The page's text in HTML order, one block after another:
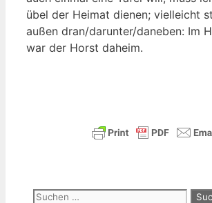
übel der Hei­mat die­nen; viel­leicht
außen dran/darunter/daneben: Im
war der Horst daheim.
Suchen